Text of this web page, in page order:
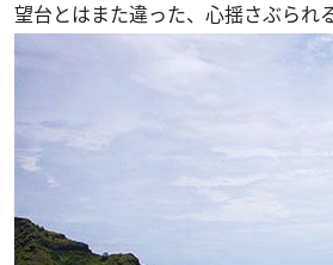
望台とはまた違った、心揺さぶられ